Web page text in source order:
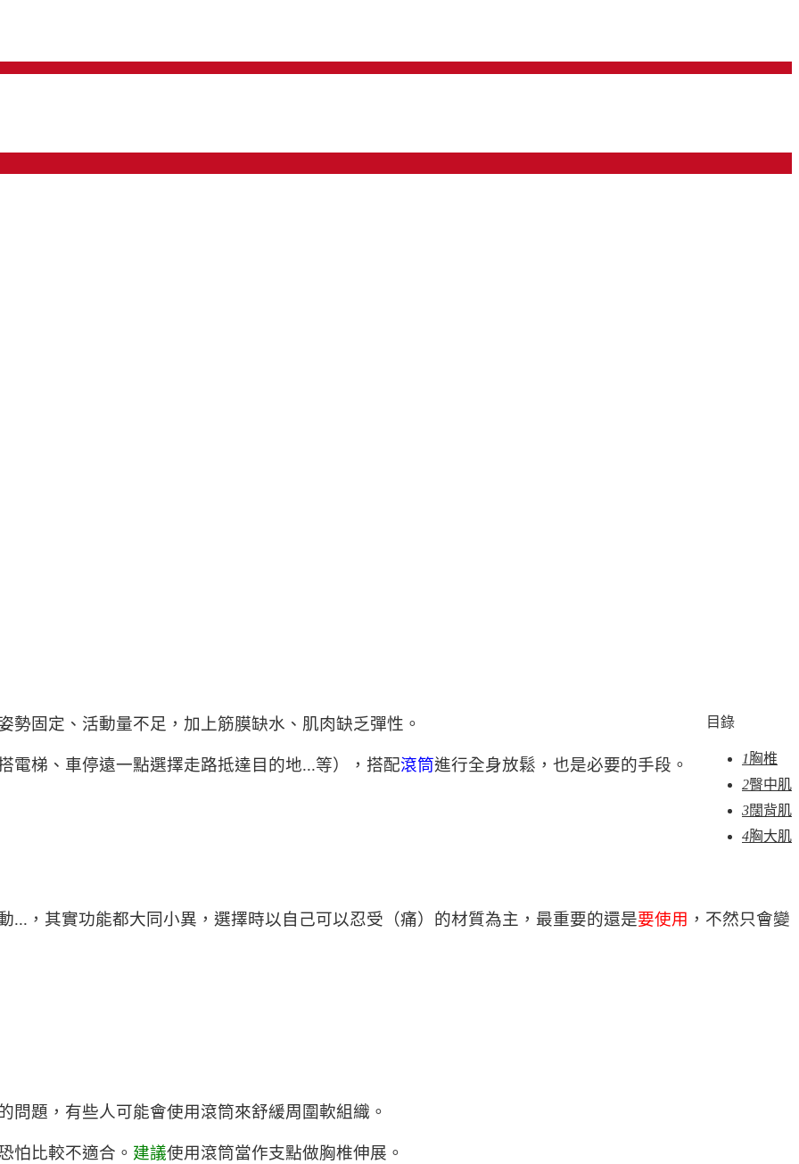
目錄
1胸椎
2臀中肌
3闊背肌
4胸大肌
固定、活動量不足，加上筋膜缺水、肌肉缺乏彈性。
電梯、車停遠一點選擇走路抵達目的地...等），搭配滾筒進行全身放鬆，也是必要的手段。
...，其實功能都大同小異，選擇時以自己可以忍受（痛）的材質為主，最重要的還是要使用 ，不然只會變
題，有些人可能會使用滾筒來舒緩周圍軟組織。
怕比較不適合。 建議使用滾筒當作支點做胸椎伸展。